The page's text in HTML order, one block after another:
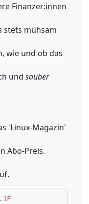
Finanzer:innen
stets mühsam
wie und ob das
und sauber
'Linux-Magazin'
Abo-Preis.